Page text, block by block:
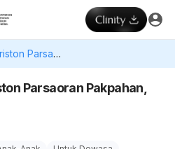
dr. Henry Arriston Parsaoran Pakpahan, Sp.JP, FIHA
Parsaoran Pakpahan,